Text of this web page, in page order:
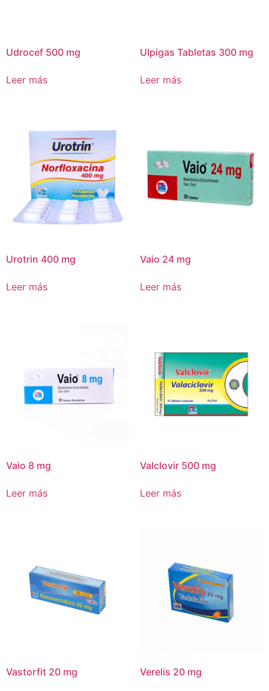
Udrocef 500 mg
Leer más
Ulpigas Tabletas 300 mg
Leer más
Urotrin 400 mg
Leer más
Vaio 24 mg
Leer más
Vaio 8 mg
Leer más
Valclovir 500 mg
Leer más
Vastorfit 20 mg Verelis 20 mg